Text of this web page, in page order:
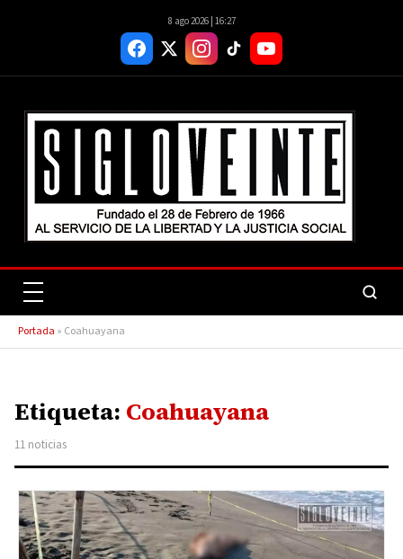
8 ago 2026 | 16:27
Portada » Coahuayana
Etiqueta: Coahuayana
11 noticias